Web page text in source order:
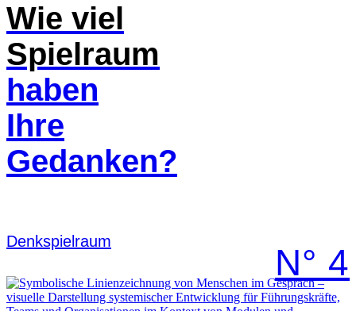
Wie viel
Spielraum
haben
Ihre
Gedanken?
Denk­spielraum
N° 4